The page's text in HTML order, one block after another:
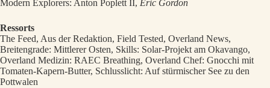
Modern Explorers: Anton Poplett II, Eric Gordon
Ressorts
The Feed, Aus der Redaktion, Field Tested, Overland News,
Breitengrade: Mittlerer Osten, Skills: Solar-Projekt am Okavango,
Overland Medizin: RAEC Breathing, Overland Chef: Gnocchi mit
Tomaten-Kapern-Butter, Schlusslicht: Auf stürmischer See zu den
Pottwalen